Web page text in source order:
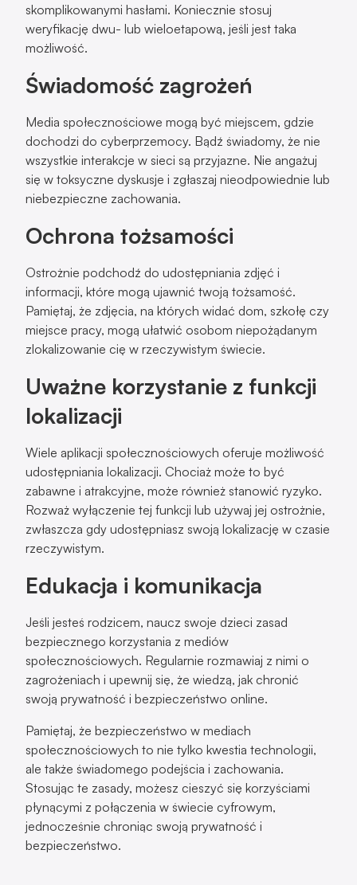
skomplikowanymi hasłami. Koniecznie stosuj
weryfikację dwu- lub wieloetapową, jeśli jest taka
możliwość.
Świadomość zagrożeń
Media społecznościowe mogą być miejscem, gdzie
dochodzi do cyberprzemocy. Bądź świadomy, że nie
wszystkie interakcje w sieci są przyjazne. Nie angażuj
się w toksyczne dyskusje i zgłaszaj nieodpowiednie lub
niebezpieczne zachowania.
Ochrona tożsamości
Ostrożnie podchodź do udostępniania zdjęć i
informacji, które mogą ujawnić twoją tożsamość.
Pamiętaj, że zdjęcia, na których widać dom, szkołę czy
miejsce pracy, mogą ułatwić osobom niepożądanym
zlokalizowanie cię w rzeczywistym świecie.
Uważne korzystanie z funkcji
lokalizacji
Wiele aplikacji społecznościowych oferuje możliwość
udostępniania lokalizacji. Chociaż może to być
zabawne i atrakcyjne, może również stanowić ryzyko.
Rozważ wyłączenie tej funkcji lub używaj jej ostrożnie,
zwłaszcza gdy udostępniasz swoją lokalizację w czasie
rzeczywistym.
Edukacja i komunikacja
Jeśli jesteś rodzicem, naucz swoje dzieci zasad
bezpiecznego korzystania z mediów
społecznościowych. Regularnie rozmawiaj z nimi o
zagrożeniach i upewnij się, że wiedzą, jak chronić
swoją prywatność i bezpieczeństwo online.
Pamiętaj, że bezpieczeństwo w mediach
społecznościowych to nie tylko kwestia technologii,
ale także świadomego podejścia i zachowania.
Stosując te zasady, możesz cieszyć się korzyściami
płynącymi z połączenia w świecie cyfrowym,
jednocześnie chroniąc swoją prywatność i
bezpieczeństwo.